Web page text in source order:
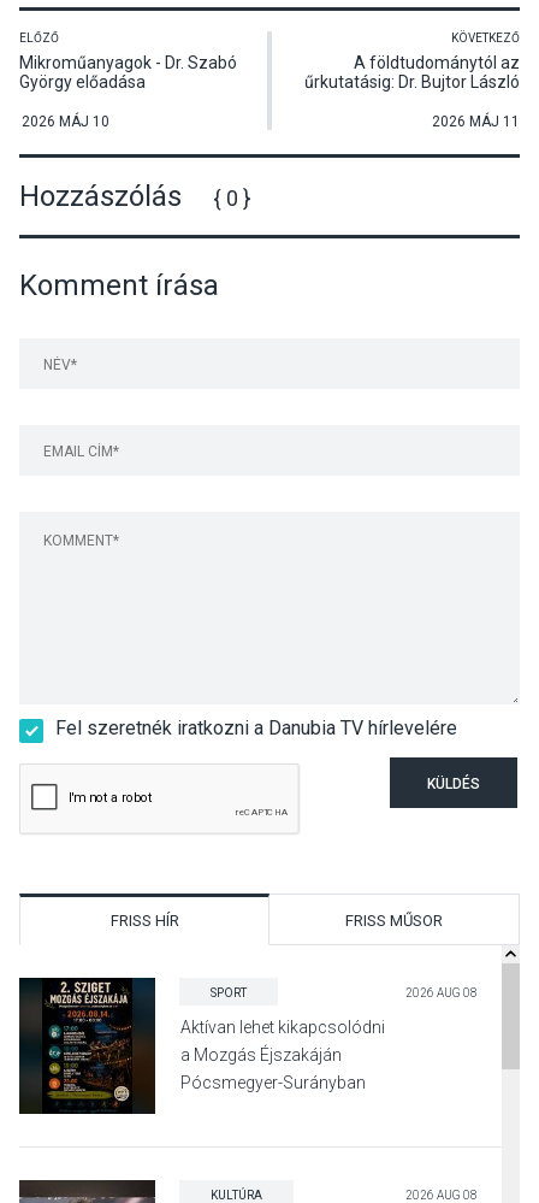
ELŐZŐ
Mikroműanyagok - Dr. Szabó
György előadása
2026 MÁJ 10
KÖVETKEZŐ
A földtudománytól az
űrkutatásig: Dr. Bujtor László
2026 MÁJ 11
Hozzászólás { 0 }
Komment írása
Fel szeretnék iratkozni a Danubia TV hírlevelére
KÜLDÉS
FRISS HÍR FRISS MŰSOR
SPORT 2026 AUG 08
Aktívan lehet kikapcsolódni
a Mozgás Éjszakáján
Pócsmegyer-Surányban
KULTÚRA 2026 AUG 08